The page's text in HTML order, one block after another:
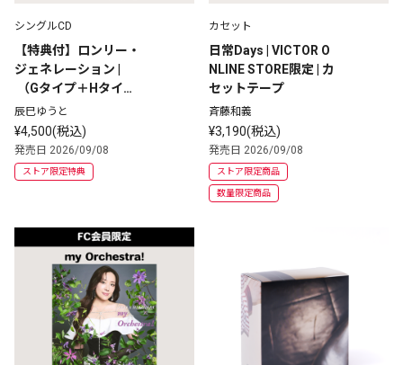
シングルCD
【特典付】ロンリー・
ジェネレーション |
（Gタイプ＋Hタイプ
＋Iタイプ）3形態セッ
ト
辰巳ゆうと
¥4,500(税込)
発売日 2026/09/08
ストア限定特典
カセット
日常Days | VICTOR O
NLINE STORE限定 | カ
セットテープ
斉藤和義
¥3,190(税込)
発売日 2026/09/08
ストア限定商品
数量限定商品